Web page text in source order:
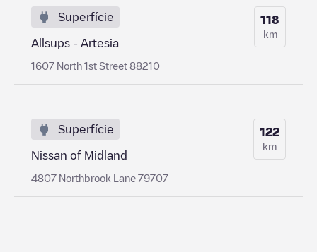
Superfície
Allsups - Artesia
1607 North 1st Street 88210
118
km
Superfície
Nissan of Midland
4807 Northbrook Lane 79707
122
km